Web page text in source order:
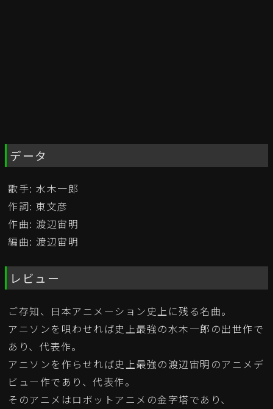
データ
歌手: 水木一郎
作詞: 東文彦
作曲: 渡辺宙明
編曲: 渡辺宙明
レビュー
ご存知、日本アニメーション史上に残る名曲。
アニソンを唄わせれば史上最強の水木一郎の出世作で
あり、代表作。
アニソンを作らせれば史上最強の渡辺宙明のアニメデ
ビュー作であり、代表作。
そのアニメはロボットアニメの金字塔であり、